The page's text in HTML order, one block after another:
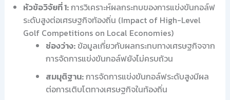
หัวข้อวิจัยที่ 1:การวิเคราะห์ผลกระทบของการแข่งขันกอล์ฟ
ระดับสูงต่อเศรษฐกิจท้องถิ่น (Impact of High-Level
Golf Competitions on Local Economies)
ช่องว่าง:ข้อมูลเกี่ยวกับผลกระทบทางเศรษฐกิจจาก
การจัดการแข่งขันกอล์ฟยังไม่ครบถ้วน
สมมุติฐาน:การจัดการแข่งขันกอล์ฟระดับสูงมีผล
ต่อการเติบโตทางเศรษฐกิจในท้องถิ่น